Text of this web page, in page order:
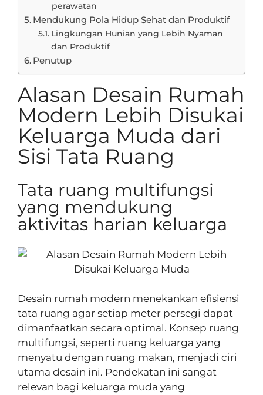
perawatan
Mendukung Pola Hidup Sehat dan Produktif
Lingkungan Hunian yang Lebih Nyaman
dan Produktif
Penutup
Alasan Desain Rumah
Modern Lebih Disukai
Keluarga Muda dari
Sisi Tata Ruang
Tata ruang multifungsi
yang mendukung
aktivitas harian keluarga
Desain rumah modern menekankan efisiensi
tata ruang agar setiap meter persegi dapat
dimanfaatkan secara optimal. Konsep ruang
multifungsi, seperti ruang keluarga yang
menyatu dengan ruang makan, menjadi ciri
utama desain ini. Pendekatan ini sangat
relevan bagi keluarga muda yang